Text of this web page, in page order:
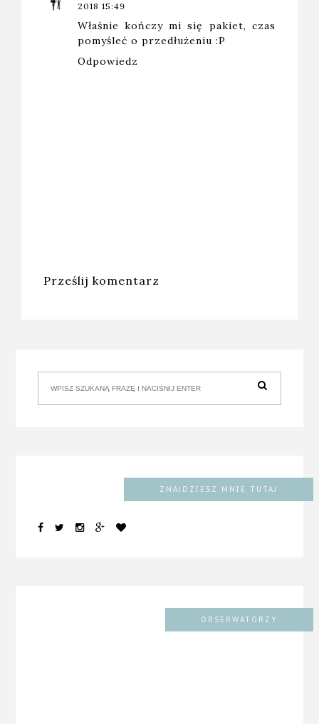
2018 15:49
Właśnie kończy mi się pakiet, czas
pomyśleć o przedłużeniu :P
Odpowiedz
Prześlij komentarz
ZNAJDZIESZ MNIE TUTAJ
OBSERWATORZY